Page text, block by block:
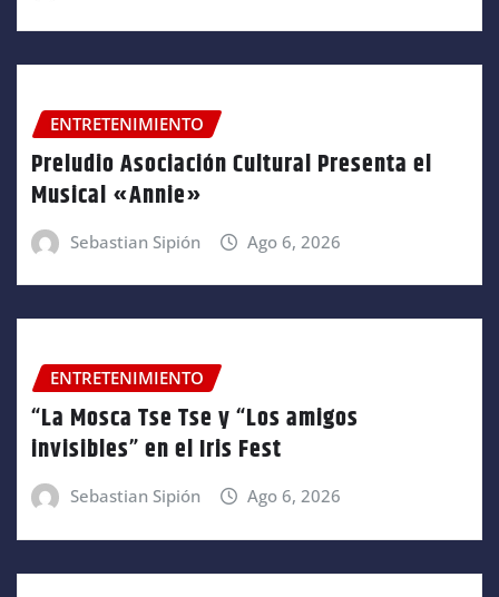
ENTRETENIMIENTO
Preludio Asociación Cultural Presenta el
Musical «Annie»
Sebastian Sipión Ago 6, 2026
ENTRETENIMIENTO
“La Mosca Tse Tse y “Los amigos
invisibles” en el Iris Fest
Sebastian Sipión Ago 6, 2026